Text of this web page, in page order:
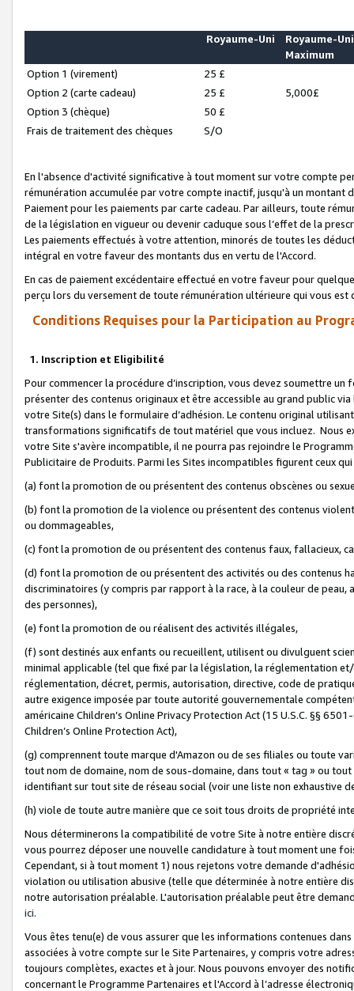
Royaume-Uni
Royaume-Uni
Maximum
Option 1 (virement)
25 £
Option 2 (carte cadeau)
25 £
5,000£
Option 3 (chèque)
50 £
Frais de traitement des chèques
S/O
En l'absence d'activité significative à tout moment sur votre compte
rémunération accumulée par votre compte inactif, jusqu'à un montant
Paiement pour les paiements par carte cadeau. Par ailleurs, toute
de la législation en vigueur ou devenir caduque sous l’effet de la
Les paiements effectués à votre attention, minorés de toutes les
intégral en votre faveur des montants dus en vertu de l'Accord.
En cas de paiement excédentaire effectué en votre faveur pour
perçu lors du versement de toute rémunération ultérieure qui vous est
Conditions Requises pour la Participation au
1. Inscription et Eligibilité
Pour commencer la procédure d’inscription, vous devez soumettre
présenter des contenus originaux et être accessible au grand public
votre Site(s) dans le formulaire d’adhésion. Le contenu original
transformations significatifs de tout matériel que vous incluez. Nous
votre Site s'avère incompatible, il ne pourra pas rejoindre le
Publicitaire de Produits. Parmi les Sites incompatibles figurent ceux
(a) font la promotion de ou présentent des contenus obscènes ou
(b) font la promotion de la violence ou présentent des contenus
ou dommageables,
(c) font la promotion de ou présentent des contenus faux, fallacieux,
(d) font la promotion de ou présentent des activités ou des contenus
discriminatoires (y compris par rapport à la race, à la couleur de
des personnes),
(e) font la promotion de ou réalisent des activités illégales,
(f) sont destinés aux enfants ou recueillent, utilisent ou divulguent
minimal applicable (tel que fixé par la législation, la réglementation
réglementation, décret, permis, autorisation, directive, code de
autre exigence imposée par toute autorité gouvernementale
américaine Children’s Online Privacy Protection Act (15 U.S.C. §§
Children’s Online Protection Act),
(g) comprennent toute marque d'Amazon ou de ses filiales ou toute
tout nom de domaine, nom de sous-domaine, dans tout « tag » ou
identifiant sur tout site de réseau social (voir une liste non exhaustive
(h) viole de toute autre manière que ce soit tous droits de propriété
Nous déterminerons la compatibilité de votre Site à notre entière
vous pourrez déposer une nouvelle candidature à tout moment une
Cependant, si à tout moment 1) nous rejetons votre demande
violation ou utilisation abusive (telle que déterminée à notre entière
notre autorisation préalable. L'autorisation préalable peut être
ici.
Vous êtes tenu(e) de vous assurer que les informations contenues
associées à votre compte sur le Site Partenaires, y compris votre
toujours complètes, exactes et à jour. Nous pouvons envoyer des
concernant le Programme Partenaires et l'Accord à l’adresse